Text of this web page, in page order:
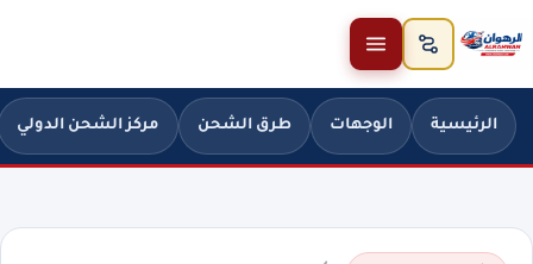
تخطَّ إلى المحتوى
الرئيسية الوجهات طرق الشحن مركز الشحن الدولي